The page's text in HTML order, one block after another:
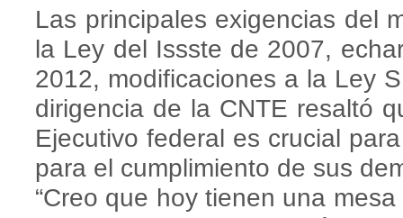
Las principales exigencias del
la Ley del Issste de 2007,
2012, modificaciones a la Ley
dirigencia de la CNTE resaltó
Ejecutivo federal es crucial
para el cumplimiento de sus
“Creo que hoy tienen una